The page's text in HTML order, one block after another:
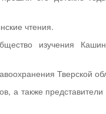
чтения.
изучения
Тверской
а также